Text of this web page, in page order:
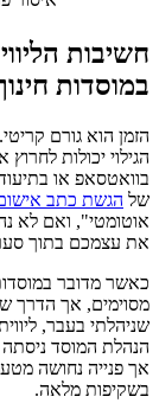
חשיבות
במוסדות
הגילוי יכולות
בוואטסאפ או
של הגשת כתב
אוטומטי", ואם לא
את עצמכם בתוך
כאשר מדובר
מסוימים, אך הדרך
שניהלתי בעבר,
הנהלת המוסד
אך פנייה נחושה
בשקיפות מלאה.